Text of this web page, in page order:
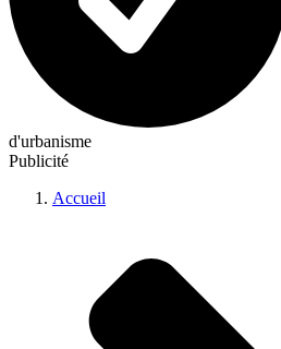
d'urbanisme
Publicité
Accueil